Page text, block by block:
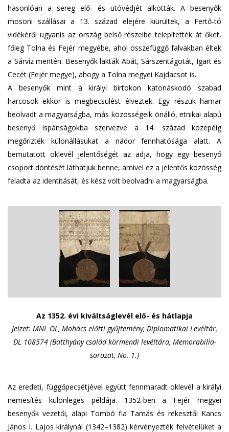
hasonlóan a sereg elő- és utóvédjét alkották. A besenyők
mosoni szállásai a 13. század elejére kiürültek, a Fertő-tó
vidékéről ugyanis az ország belső részeibe telepítették át őket,
főleg Tolna és Fejér megyébe, ahol összefüggő falvakban éltek
a Sárvíz mentén. Besenyők lakták Abát, Sárszentágotát, Igart és
Cecét (Fejér megye), ahogy a Tolna megyei Kajdacsot is.
A besenyők mint a királyi birtokon katonáskodó szabad
harcosok ekkor is megbecsülést élveztek. Egy részük hamar
beolvadt a magyarságba, más közösségeik önálló, etnikai alapú
besenyő ispánságokba szervezve a 14. század közepéig
megőrizték különállásukat a nádor fennhatósága alatt. A
bemutatott oklevél jelentőségét az adja, hogy egy besenyő
csoport döntését láthatjuk benne, amivel ez a jelentős közösség
feladta az identitását, és kész volt beolvadni a magyarságba.
Az 1352. évi kiváltságlevél elő- és hátlapja
Jelzet: MNL OL, Mohács előtti gyűjtemény, Diplomatikai Levéltár,
DL 108574 (Batthyány család körmendi levéltára, Memorabilia-
sorozat, No. 1.)
Az eredeti, függőpecsétjével együtt fennmaradt oklevél a királyi
nemesítés különleges példája. 1352-ben a Fejér megyei
besenyők vezetői, alapi Tombó fia Tamás és rekesztői Kancs
János I. Lajos királynál (1342–1382) kérvényezték felvételüket a